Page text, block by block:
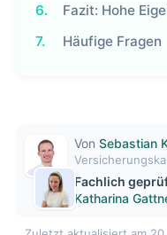
6.
Fazit: Hohe
7.
Häufige Fragen
Von Sebastian
Fachlich
Katharina